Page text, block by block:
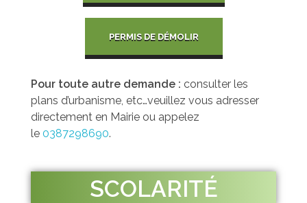
PERMIS DE DÉMOLIR
Pour toute autre demande : consulter les
plans d’urbanisme, etc…veuillez vous adresser
directement en Mairie ou appelez
le 0387298690.
SCOLARITÉ